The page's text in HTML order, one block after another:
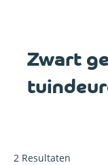
Zwart
2 Resultaten